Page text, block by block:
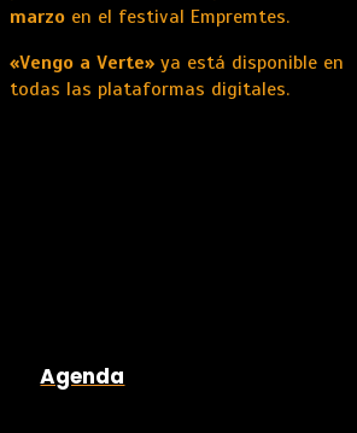
marzo en el festival Empremtes.
«Vengo a Verte» ya está disponible en
todas las plataformas digitales.
Agenda